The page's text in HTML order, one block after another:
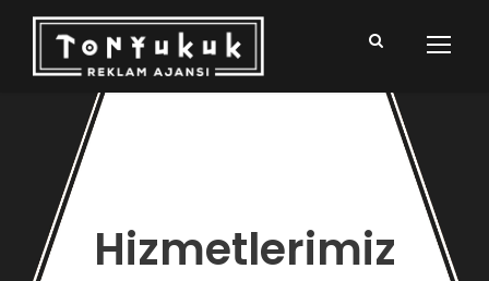
Hizmetlerimiz